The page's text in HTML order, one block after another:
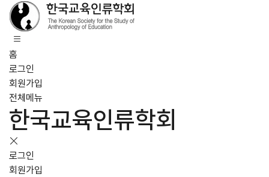
홈
로그인
회원가입
전체메뉴
한국교육인류학회
로그인
회원가입